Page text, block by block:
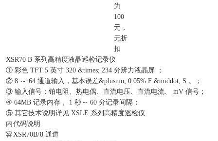
为
100
元，
无折
扣
XSR70 B 系列高精度液晶巡检记录仪
① 彩色 TFT 5 英寸 320 &times; 234 分辨力液晶屏 ；
② 8 ～ 64 通道输入，基本误差&plusmn; 0.05% F &middot; S 。；
③ 输入信号：铂电阻、热电偶、直流电压、直流电流、 mV 信号；
④ 64MB 记录内存， 1 秒～ 60 分记录间隔；
⑤ 其它技术说明详见 XSLE 系列高精度巡检仪
内
容
代码说明
XSR70B/8 通道